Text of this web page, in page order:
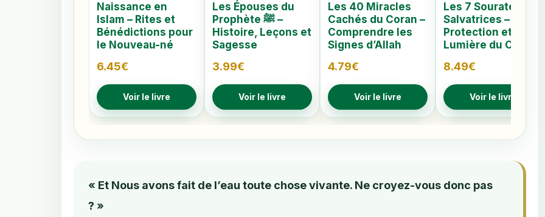
Naissance en
Islam – Rites et
Bénédictions pour
le Nouveau-né
6.45€
Voir le livre
Les Épouses du
Prophète ﷺ –
Histoire, Leçons et
Sagesse
3.99€
Voir le livre
Les 40 Miracles
Cachés du Coran –
Comprendre les
Signes d’Allah
4.79€
Voir le livre
Les 7 Sourates
Salvatrices –
Protection et
Lumière du Coran
8.49€
Voir le livre
« Et Nous avons fait de l’eau toute chose vivante. Ne croyez-vous donc pas
? »